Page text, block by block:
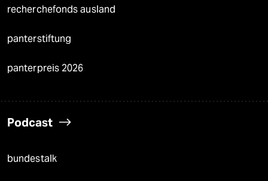
recherchefonds ausland
panterstiftung
panterpreis 2026
Podcast
bundestalk